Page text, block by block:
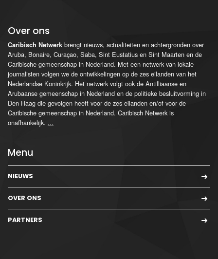
Over ons
Caribisch Netwerk brengt nieuws, actualiteiten en achtergronden over
Aruba, Bonaire, Curaçao, Saba, Sint Eustatius en Sint Maarten en de
Caribische gemeenschap in Nederland. Met een netwerk van lokale
journalisten volgen we de ontwikkelingen op de zes eilanden van het
Nederlandse Koninkrijk. Het netwerk volgt ook de Antilliaanse en
Arubaanse gemeenschap in Nederland en de politieke besluitvorming in
Den Haag die gevolgen heeft voor de zes eilanden en/of voor de
Caribische gemeenschap in Nederland. Caribisch Netwerk is
onafhankelijk. ...
Menu
NIEUWS
OVER ONS
PARTNERS